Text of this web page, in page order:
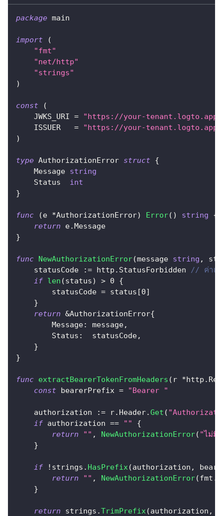
package main
import
(
"fmt"
"net/http"
"strings"
)
const
(
    JWKS_URI
=
"https://your-
    ISSUER
=
"https://your-
)
type AuthorizationError struct {
    Message
string
    Status
int
}
func (e *AuthorizationError) Error( ) string
{
return e.Message
}
func NewAuthorizationError(message string ,
    statusCode
:= http . StatusForbidden
// ค่าเริ่
if len (status) > 0
{
        statusCode
= status [0]
}
return &AuthorizationError{
        Message
: message,
        Status
:
  statusCode
,
}
}
func extractBearerTokenFromHeaders ( r *http .
const bearerPrefix = "Bearer "
    authorization
:= r. Header.Get (
if authorization == ""
{
return
"" , NewAuthorizationError( "ไม่มี
}
if ! strings . HasPrefix (authorization ,
return
"" , NewAuthorizationError(fmt .
}
return strings .TrimPrefix (authorization ,